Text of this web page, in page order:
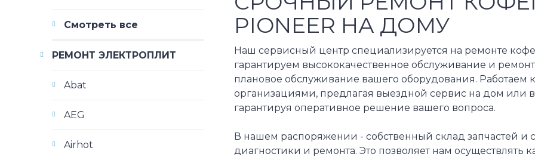
PIONEER НА ДОМУ
Наш сервисный центр специализируется на ремонте
гарантируем высококачественное обслуживание и
плановое обслуживание вашего оборудования. Работаем
организациями, предлагая выездной сервис на дом
гарантируя оперативное решение вашего вопроса.
В нашем распоряжении - собственный склад запчастей и
диагностики и ремонта. Это позволяет нам осуществлять
Смотреть все
РЕМОНТ ЭЛЕКТРОПЛИТ
Abat
AEG
Airhot